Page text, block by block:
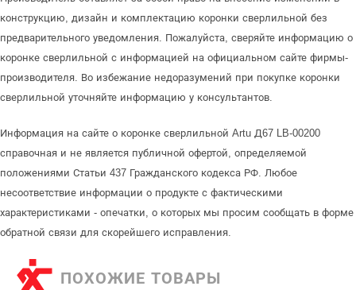
конструкцию, дизайн и комплектацию коронки сверлильной без
предварительного уведомления. Пожалуйста, сверяйте информацию о
коронке сверлильной с информацией на официальном сайте фирмы-
производителя. Во избежание недоразумений при покупке коронки
сверлильной уточняйте информацию у консультантов.
Информация на сайте о коронке сверлильной Artu Д67 LB-00200
справочная и не является публичной офертой, определяемой
положениями Статьи 437 Гражданского кодекса РФ. Любое
несоответствие информации о продукте с фактическими
характеристиками - опечатки, о которых мы просим сообщать в форме
обратной связи для скорейшего исправления.
ПОХОЖИЕ ТОВАРЫ